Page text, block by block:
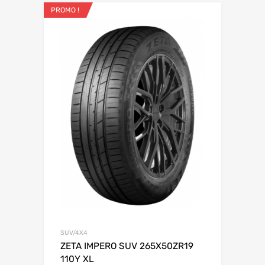
PROMO !
SUV/4X4
ZETA IMPERO SUV 265X50ZR19
110Y XL